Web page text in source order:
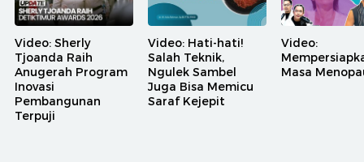
Video: Sherly
Tjoanda Raih
Anugerah Program
Inovasi
Pembangunan
Terpuji
Video: Hati-hati!
Salah Teknik,
Ngulek Sambel
Juga Bisa Memicu
Saraf Kejepit
Video:
Masa